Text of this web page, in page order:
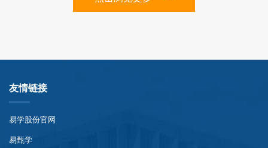
友情链接
易学股份官网
易甄学